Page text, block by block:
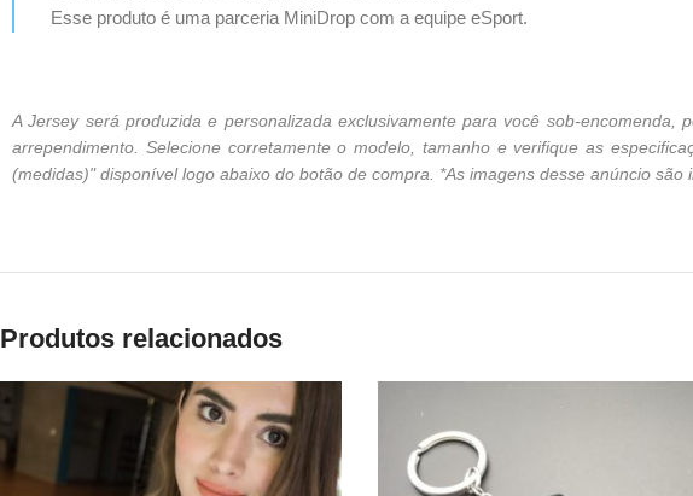
Esse produto é uma parceria MiniDrop com a equipe eSport.
A Jersey será produzida e personalizada exclusivamente para você sob-encomenda,
arrependimento. Selecione corretamente o modelo, tamanho e verifique as
(medidas)" disponível logo abaixo do botão de compra. *As imagens desse anúncio
Produtos relacionados